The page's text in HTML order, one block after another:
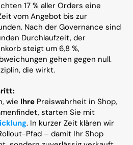
17 % aller Orders eine
vom Angebot bis zur
Nach der Governance sind
Durchlaufzeit, der
steigt um 6,8 %,
gehen gegen null.
die wirkt.
wie Ihre Preiswahrheit in Shop,
starten Sie mit
. In kurzer Zeit klären wir
Pfad – damit Ihr Shop